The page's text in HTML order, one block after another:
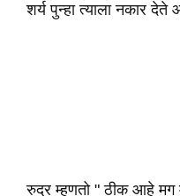
शर्य पुन्हा त्याला नकार देते
रुद्र म्हणतो " ठीक आहे मग